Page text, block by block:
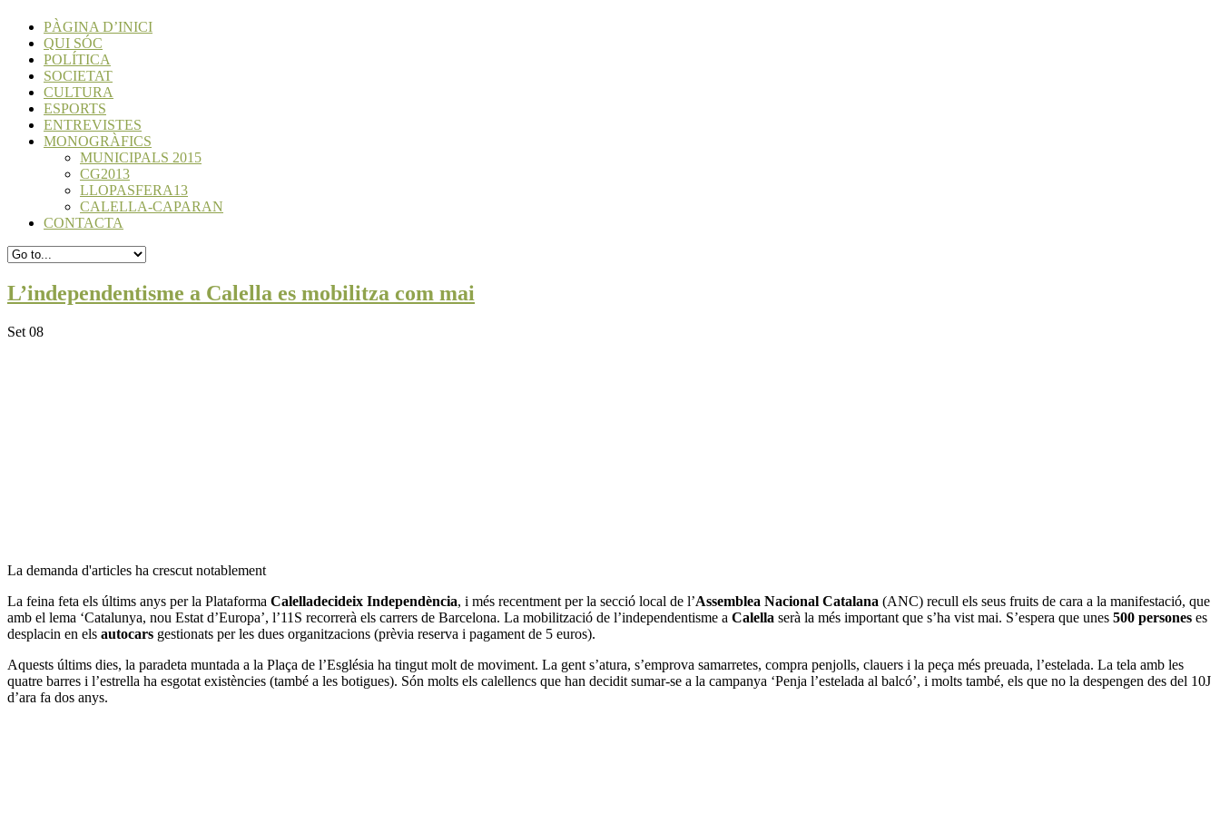
PÀGINA D’INICI
QUI SÓC
POLÍTICA
SOCIETAT
CULTURA
ESPORTS
ENTREVISTES
MONOGRÀFICS
MUNICIPALS 2015
CG2013
LLOPASFERA13
CALELLA-CAPARAN
CONTACTA
L’independentisme a Calella es mobilitza com mai
Set 08
La demanda d'articles ha crescut notablement
La feina feta els últims anys per la Plataforma Calelladecideix Independència, i més recentment per la secció local de l’Assemblea Nacional Catalana (ANC) recull els seus fruits de cara a la manifestació, que
amb el lema ‘Catalunya, nou Estat d’Europa’, l’11S recorrerà els carrers de Barcelona. La mobilització de l’independentisme a Calella serà la més important que s’ha vist mai. S’espera que unes 500 persones es
desplacin en els autocars gestionats per les dues organitzacions (prèvia reserva i pagament de 5 euros).
Aquests últims dies, la paradeta muntada a la Plaça de l’Església ha tingut molt de moviment. La gent s’atura, s’emprova samarretes, compra penjolls, clauers i la peça més preuada, l’estelada. La tela amb les
quatre barres i l’estrella ha esgotat existències (també a les botigues). Són molts els calellencs que han decidit sumar-se a la campanya ‘Penja l’estelada al balcó’, i molts també, els que no la despengen des del 10J
d’ara fa dos anys.